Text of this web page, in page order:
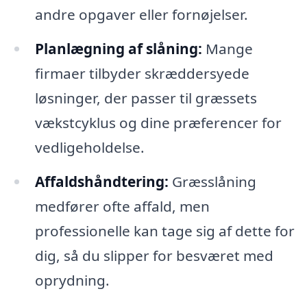
andre opgaver eller fornøjelser.
Planlægning af slåning: Mange
firmaer tilbyder skræddersyede
løsninger, der passer til græssets
vækstcyklus og dine præferencer for
vedligeholdelse.
Affaldshåndtering: Græsslåning
medfører ofte affald, men
professionelle kan tage sig af dette for
dig, så du slipper for besværet med
oprydning.